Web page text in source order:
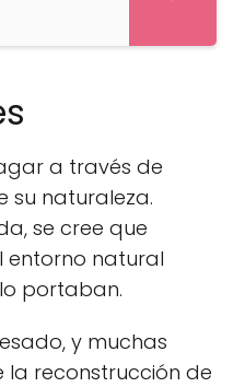
a través de
su naturaleza.
se cree que
natural
portaban.
y muchas
reconstrucción de